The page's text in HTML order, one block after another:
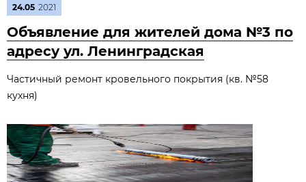
24.05 2021
Объявление для жителей дома №3 по
адресу ул. Ленинградская
Частичный ремонт кровельного покрытия (кв. №58
кухня)